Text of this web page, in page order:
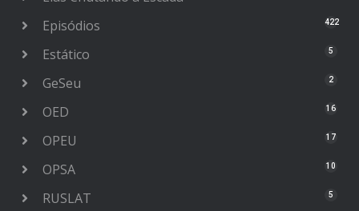
Episódios 422
Estático 5
GeSeu 2
OED 16
OPEU 17
OPSA 10
RUSLAT 5